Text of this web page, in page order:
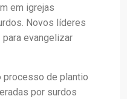
em igrejas
Novos líderes
evangelizar
processo de plantio
por surdos